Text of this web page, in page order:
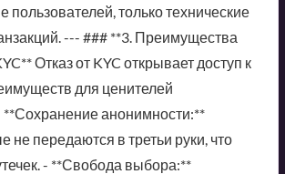
пользователей, только технические
--- ### **3. Преимущества
Отказ от KYC открывает доступ к
для ценителей
**Сохранение анонимности:**
передаются в третьи руки, что
- **Свобода выбора:**